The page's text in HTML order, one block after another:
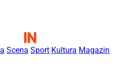
Scena Sport Kultura Magazin